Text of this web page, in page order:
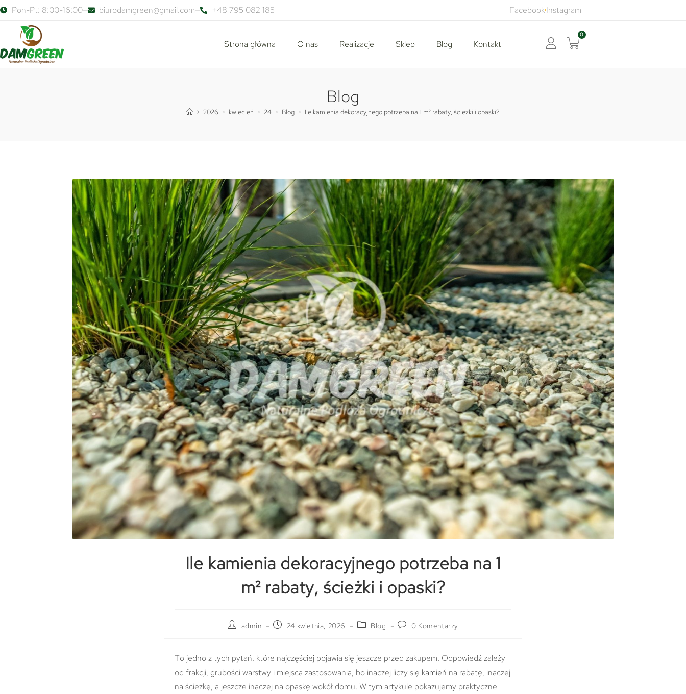
Pon-Pt: 8:00-16:00 biurodamgreen@gmail.com +48 795 082 185 FacebookInstagram
Strona główna O nas Realizacje Sklep Blog Kontakt
0
Blog
> 2026 > kwiecień > 24 > Blog > Ile kamienia dekoracyjnego potrzeba na 1 m² rabaty, ścieżki i opaski?
Ile kamienia dekoracyjnego potrzeba na 1
m² rabaty, ścieżki i opaski?
admin 24 kwietnia, 2026 Blog 0 Komentarzy
To jedno z tych pytań, które najczęściej pojawia się jeszcze przed zakupem. Odpowiedź zależy
od frakcji, grubości warstwy i miejsca zastosowania, bo inaczej liczy się kamień na rabatę, inaczej
na ścieżkę, a jeszcze inaczej na opaskę wokół domu. W tym artykule pokazujemy praktyczne